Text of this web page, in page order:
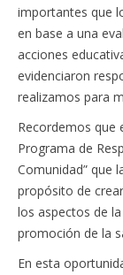
importantes que
en base a una
acciones
evidenciaron
realizamos para
Recordemos que
Programa de
Comunidad” que
propósito de
los aspectos de
promoción de la
En esta